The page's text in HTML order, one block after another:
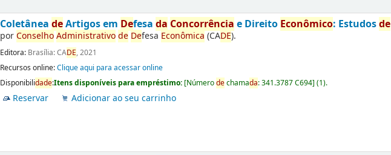
ColetâneadeArtigos em Defesada Concorrência e Direito Econômico: Estudosde
porConselhoAdministrativode Defesa Econômica (CADE).
Editora: Brasília: CADE, 2021
Recursos online:Clique aqui para acessar online
Disponibilidade:Itens disponíveis para empréstimo: [Númerodechamada:341.3787 C694](1).
Reservar Adicionar ao seu carrinho